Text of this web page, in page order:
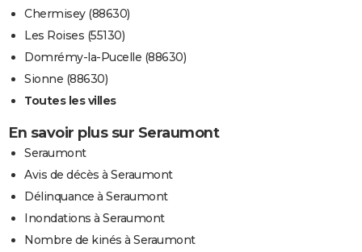
Chermisey (88630)
Les Roises (55130)
Domrémy-la-Pucelle (88630)
Sionne (88630)
Toutes les villes
En savoir plus sur Seraumont
Seraumont
Avis de décès à Seraumont
Délinquance à Seraumont
Inondations à Seraumont
Nombre de kinés à Seraumont